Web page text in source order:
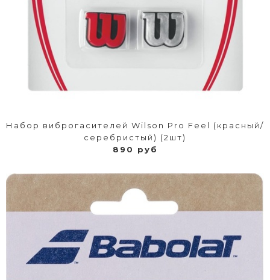
Набор виброгасителей Wilson Pro Feel (красный/
серебристый) (2шт)
890 руб